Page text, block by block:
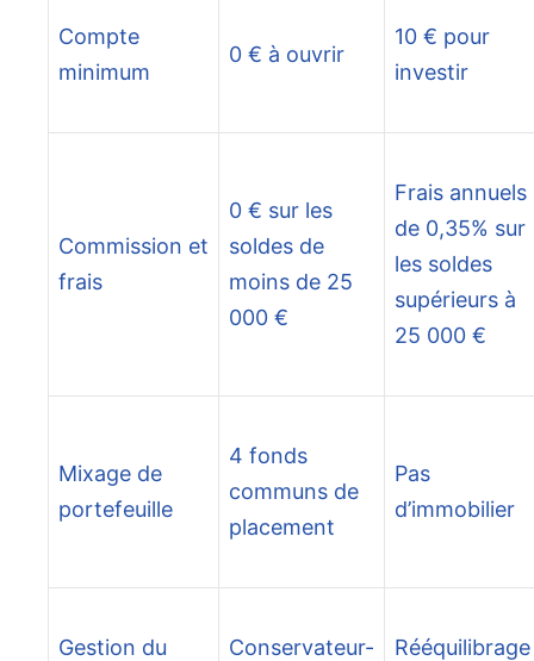
Compte
minimum
0 € à ouvrir
10 € pour
investir
Commission et
frais
0 € sur les
soldes de
moins de 25
000 €
Frais annuels
de 0,35% sur
les soldes
supérieurs à
25 000 €
Mixage de
portefeuille
4 fonds
communs de
placement
Pas
d’immobilier
Gestion du
Conservateur-
Rééquilibrage